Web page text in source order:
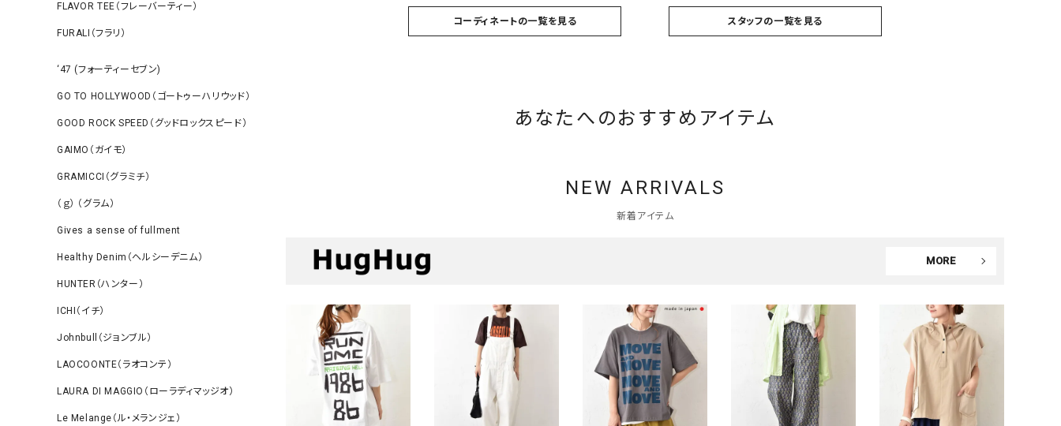
FLAVOR TEE（フレーバーティー）
FURALI（フラリ）
‘47 (フォーティーセブン)
GO TO HOLLYWOOD（ゴートゥーハリウッド）
GOOD ROCK SPEED（グッドロックスピード）
GAIMO（ガイモ）
GRAMICCI（グラミチ）
（ｇ） （グラム）
Gives a sense of fullment
Healthy Denim（ヘルシーデニム）
HUNTER（ハンター）
ICHI（イチ）
Johnbull（ジョンブル）
LAOCOONTE（ラオコンテ）
LAURA DI MAGGIO（ローラディマッジオ）
Le Melange（ル・メランジェ）
コーディネートの一覧を見る スタッフの一覧を見る
あなたへのおすすめアイテム
NEW ARRIVALS
新着アイテム
MORE